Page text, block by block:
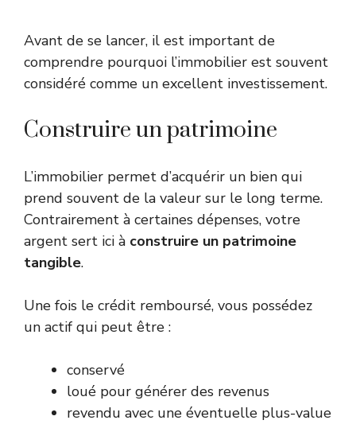
Avant de se lancer, il est important de
comprendre pourquoi l’immobilier est souvent
considéré comme un excellent investissement.
Construire un patrimoine
L’immobilier permet d’acquérir un bien qui
prend souvent de la valeur sur le long terme.
Contrairement à certaines dépenses, votre
argent sert ici à construire un patrimoine
tangible.
Une fois le crédit remboursé, vous possédez
un actif qui peut être :
conservé
loué pour générer des revenus
revendu avec une éventuelle plus-value